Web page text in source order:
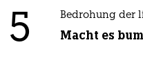
5 Bedrohung der
Macht es